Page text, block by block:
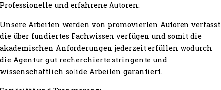
Professionelle und erfahrene Autoren:
Unsere Arbeiten werden von promovierten Autoren verfasst
die über fundiertes Fachwissen verfügen und somit die
akademischen Anforderungen jederzeit erfüllen wodurch
die Agentur gut recherchierte stringente und
wissenschaftlich solide Arbeiten garantiert.